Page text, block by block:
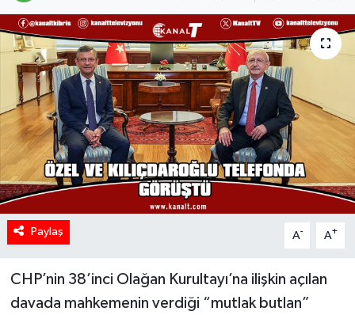
Paylaş A- A+
CHP’nin 38’inci Olağan Kurultayı’na ilişkin açılan
davada mahkemenin verdiği “mutlak butlan”